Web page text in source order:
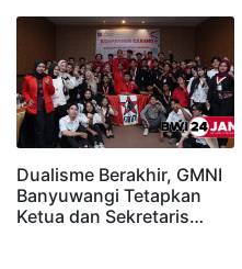
Dualisme Berakhir, GMNI
Banyuwangi Tetapkan
Ketua dan Sekretaris…